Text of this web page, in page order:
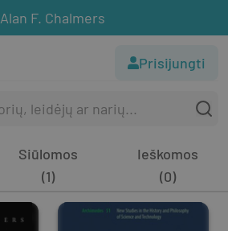
Alan F. Chalmers
Prisijungti
Siūlomos
(1)
Ieškomos
(0)